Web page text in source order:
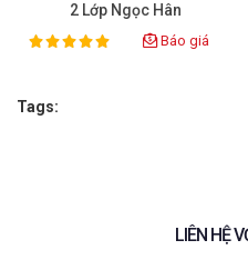
2 Lớp Ngọc Hân
Rating:
100% Báo giá
Tags:
LIÊN HỆ